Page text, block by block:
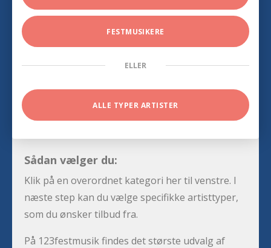
FESTMUSIKERE
ELLER
ALLE TYPER ARTISTER
Sådan vælger du:
Klik på en overordnet kategori her til venstre. I
næste step kan du vælge specifikke artisttyper,
som du ønsker tilbud fra.
På 123festmusik findes det største udvalg af